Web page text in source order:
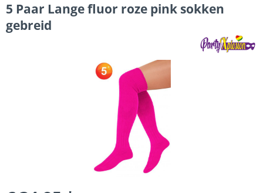
5 Paar Lange fluor roze pink sokken
gebreid